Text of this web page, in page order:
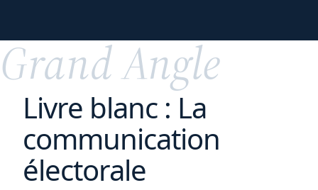
Grand Angle
Livre blanc : La
communication
électorale